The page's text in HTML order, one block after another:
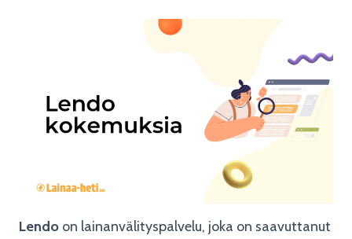
Lendo on lainanvälityspalvelu, joka on saavuttanut